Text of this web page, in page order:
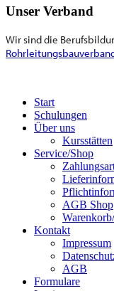
Unser Verband
Wir sind die
Start
Schulungen
Über uns
Kursstätten
Service/Shop
AGB Shop
Kontakt
Impressum
AGB
Formulare